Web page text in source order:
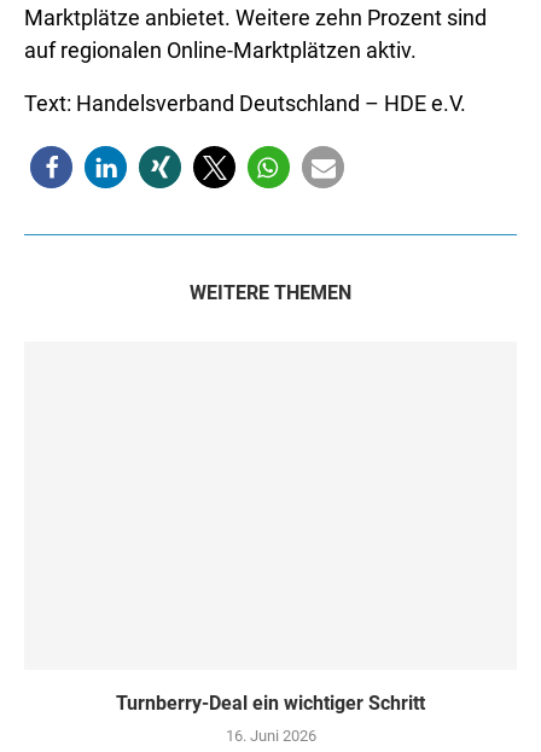
Marktplätze anbietet. Weitere zehn Prozent sind
auf regionalen Online-Marktplätzen aktiv.
Text: Handelsverband Deutschland – HDE e.V.
WEITERE THEMEN
Turn­ber­ry-Deal ein wich­ti­ger Schritt
16. Juni 2026